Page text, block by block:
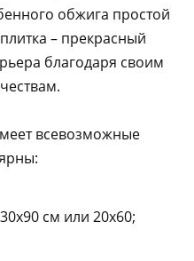
обжига простой
– прекрасный
благодаря своим
всевозможные
см или 20х60;